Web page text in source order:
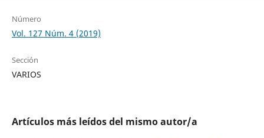
Número
Vol. 127 Núm. 4 (2019)
Sección
VARIOS
Artículos más leídos del mismo autor/a